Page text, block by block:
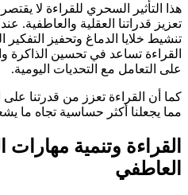
هذا التأثير السحري للقراءة لا
تعزيز قدراتنا العقلية والعاطفية.
تنشيط خلايا الدماغ وتحفيز
القراءة تساعد في تحسين الذاكرة
على التعامل مع التحديات اليومية.
كما أن القراءة تعزز من قدرتنا
مما يجعلنا أكثر حساسية تجاه ما
القراءة وتنمية مهارات
العاطفي